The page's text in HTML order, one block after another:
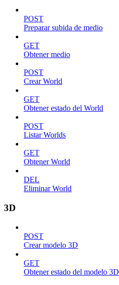
POST
Preparar subida de medio
GET
Obtener medio
POST
Crear World
GET
Obtener estado del World
POST
Listar Worlds
GET
Obtener World
DEL
Eliminar World
3D
POST
Crear modelo 3D
GET
Obtener estado del modelo 3D